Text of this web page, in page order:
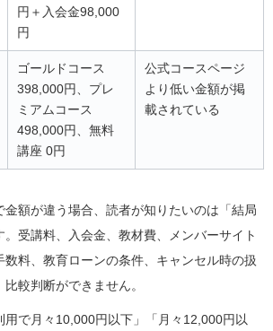
円＋入会金98,000
円
ゴールドコース
398,000円、プレ
ミアムコース
498,000円、無料
講座 0円
公式コースページ
より低い金額が掲
載されている
金額が違う場合、読者が知りたいのは「結局
。受講料、入会金、教材費、メンバーサイト
料、教育ローンの条件、キャンセル時の扱
較判断ができません。
用で月々10,000円以下」「月々12,000円以